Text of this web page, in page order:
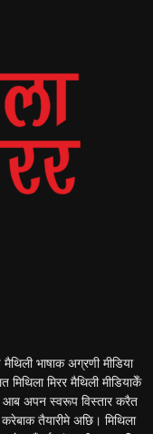
भाषाक अग्रणी मीडिया
मिरर मैथिली मीडियाकेँ
अपन स्वरूप विस्तार करैत
तैयारीमे अछि। मिथिला